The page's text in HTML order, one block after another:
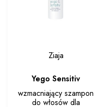
Ziaja
Yego Sensitiv
wzmacniający szampon
do włosów dla